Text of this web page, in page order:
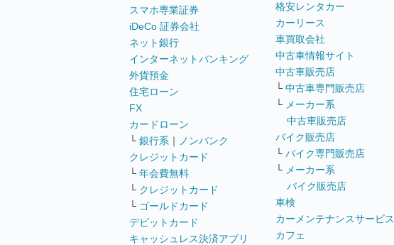
スマホ専業証券
iDeCo 証券会社
ネット銀行
インターネットバンキング
外貨預金
住宅ローン
FX
カードローン
└ 銀行系 ｜
ノンバンク
クレジットカード
└ 年会費無料
└ クレジットカード
└ ゴールドカード
デビットカード
キャッシュレス決済アプリ
格安レンタカー
カーリース
車買取会社
中古車情報サイト
中古車販売店
└ 中古車専門販売店
└ メーカー系
中古車販売店
バイク販売店
└ バイク専門販売店
└ メーカー系
バイク販売店
車検
カーメンテナンスサービス
カフェ